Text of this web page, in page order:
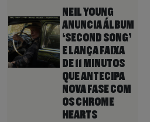
NEIL YOUNG
ANUNCIA ÁLBUM
‘SECOND SONG’
E LANÇA FAIXA
DE 11 MINUTOS
QUE ANTECIPA
NOVA FASE COM
OS CHROME
HEARTS